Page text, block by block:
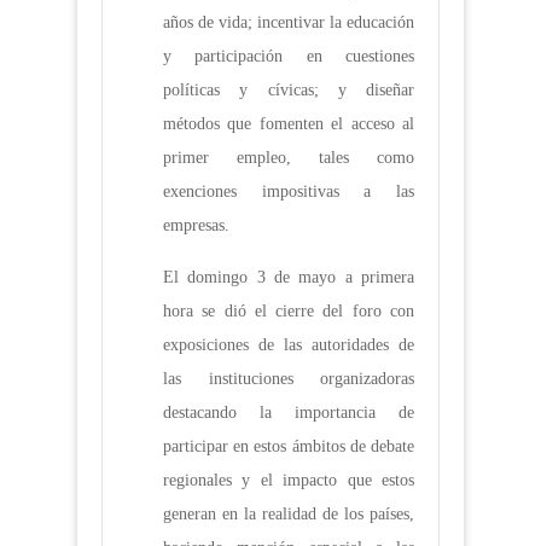
años de vida; incentivar la educación
y participación en cuestiones
políticas y cívicas; y diseñar
métodos que fomenten el acceso al
primer empleo, tales como
exenciones impositivas a las
empresas.
El domingo 3 de mayo a primera
hora se dió el cierre del foro con
exposiciones de las autoridades de
las instituciones organizadoras
destacando la importancia de
participar en estos ámbitos de debate
regionales y el impacto que estos
generan en la realidad de los países,